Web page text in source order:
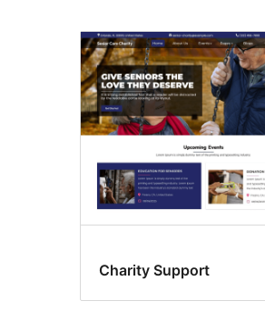
Comida
y
bebida
Charity Support